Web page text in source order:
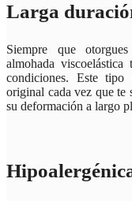
Larga
Siempre que
almohada
condiciones. Este
original cada vez que te
su deformación a largo